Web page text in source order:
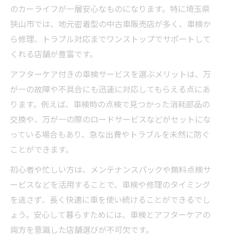
のカーライフが一層安心なものになります。特に埼玉県
狭山市では、地元密着型の中古車販売店が多く、車検か
ら修理、トラブル対応までワンストップでサポートして
くれる店舗が豊富です。
アフターケア付きの車検サービスを選ぶメリットは、万
が一の故障や不具合にも迅速に対応してもらえる点にあ
ります。例えば、車検時の点検で見つかった消耗部品の
交換や、万が一の際のロードサービスなどがセットにな
っている場合もあり、急な出費やトラブルを未然に防ぐ
ことができます。
初心者や忙しい方は、メンテナンスパックや無料点検サ
ービスなどを活用することで、車検や修理のタイミング
を逃さず、長く快適に車を使い続けることができるでし
ょう。安心して暮らすためには、車検とアフターケアの
両方を意識した店舗選びが不可欠です。